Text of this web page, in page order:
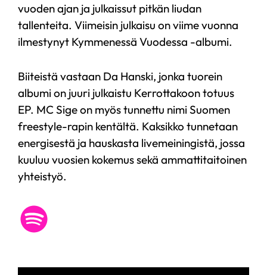
vuoden ajan ja julkaissut pitkän liudan
tallenteita. Viimeisin julkaisu on viime vuonna
ilmestynyt Kymmenessä Vuodessa -albumi.
Biiteistä vastaan Da Hanski, jonka tuorein
albumi on juuri julkaistu Kerrottakoon totuus
EP. MC Sige on myös tunnettu nimi Suomen
freestyle-rapin kentältä. Kaksikko tunnetaan
energisestä ja hauskasta livemeiningistä, jossa
kuuluu vuosien kokemus sekä ammattitaitoinen
yhteistyö.